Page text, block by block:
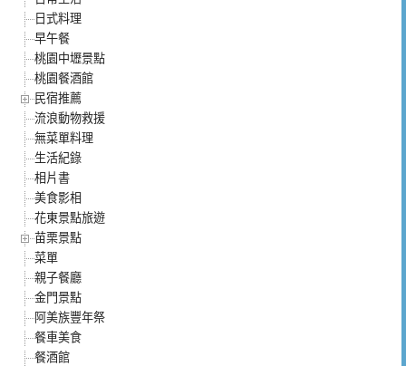
日式料理
早午餐
桃園中壢景點
桃園餐酒館
民宿推薦
流浪動物救援
無菜單料理
生活紀錄
相片書
美食影相
花東景點旅遊
苗栗景點
菜單
親子餐廳
金門景點
阿美族豐年祭
餐車美食
餐酒館